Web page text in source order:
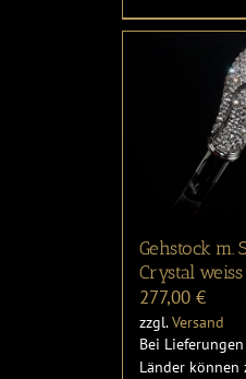
Gehstock m.
Crystal weiss
277,00 €
zzgl.Versand
Bei
Länder können